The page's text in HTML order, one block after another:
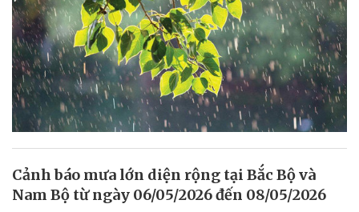
Cảnh báo mưa lớn diện rộng tại Bắc Bộ và
Nam Bộ từ ngày 06/05/2026 đến 08/05/2026